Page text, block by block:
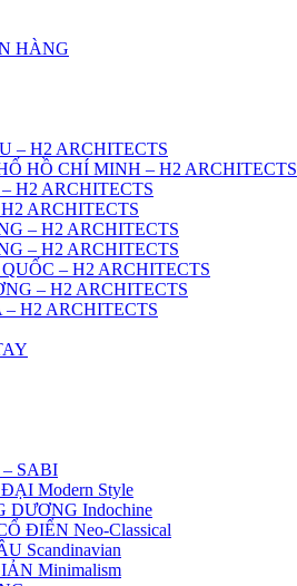
HÀNG
– H2 ARCHITECTS
HỒ CHÍ MINH – H2 ARCHITECTS
H2 ARCHITECTS
ARCHITECTS
– H2 ARCHITECTS
– H2 ARCHITECTS
– H2 ARCHITECTS
– H2 ARCHITECTS
H2 ARCHITECTS
SABI
Modern Style
Indochine
ĐIỂN Neo-Classical
Scandinavian
Minimalism